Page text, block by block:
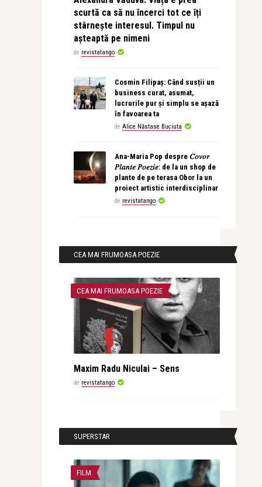
scurtă ca să nu încerci tot ce îți
stârnește interesul. Timpul nu
așteaptă pe nimeni
de revistatango
Cosmin Filipaș: Când susții un
business curat, asumat,
lucrurile pur și simplu se așază
în favoarea ta
de Alice Năstase Buciuta
Ana-Maria Pop despre 𝐶𝑜𝑣𝑜𝑟
𝑃𝑙𝑎𝑛𝑡𝑒 𝑃𝑜𝑒𝑧𝑖𝑒: de la un shop de
plante de pe terasa Obor la un
proiect artistic interdisciplinar
de revistatango
CEA MAI FRUMOASA POEZIE
CEA MAI FRUMOASA POEZIE
Maxim Radu Niculai – Sens
de revistatango
SUPERSTAR
FILM